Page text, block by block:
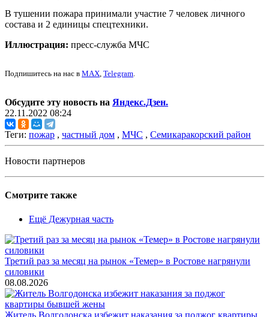
В тушении пожара принимали участие 7 человек личного
состава и 2 единицы спецтехники.
Иллюстрация: пресс-служба МЧС
Подпишитесь на нас в MAX, Telegram.
Обсудите эту новость на Яндекс.Дзен.
22.11.2022 08:24
Теги: пожар , частный дом , МЧС , Семикаракорский район
Новости партнеров
Смотрите также
Ещё Дежурная часть
Третий раз за месяц на рынок «Темер» в Ростове нагрянули
силовики
08.08.2026
Житель Волгодонска избежит наказания за поджог квартиры